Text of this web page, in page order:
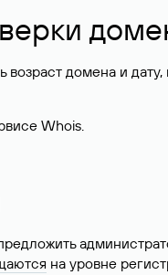
домена и
Whois.
на уровне